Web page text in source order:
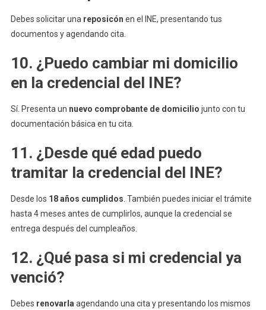
Debes solicitar una reposicón en el INE, presentando tus
documentos y agendando cita.
10. ¿Puedo cambiar mi domicilio
en la credencial del INE?
Sí. Presenta un nuevo comprobante de domicilio junto con tu
documentación básica en tu cita.
11. ¿Desde qué edad puedo
tramitar la credencial del INE?
Desde los 18 años cumplidos . También puedes iniciar el trámite
hasta 4 meses antes de cumplirlos, aunque la credencial se
entrega después del cumpleaños.
12. ¿Qué pasa si mi credencial ya
venció?
Debes renovarla agendando una cita y presentando los mismos